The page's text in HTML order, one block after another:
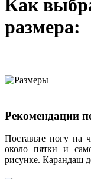
Как
размера:
Рекомендации
Поставьте ногу на
около пятки и
рисунке. Карандаш